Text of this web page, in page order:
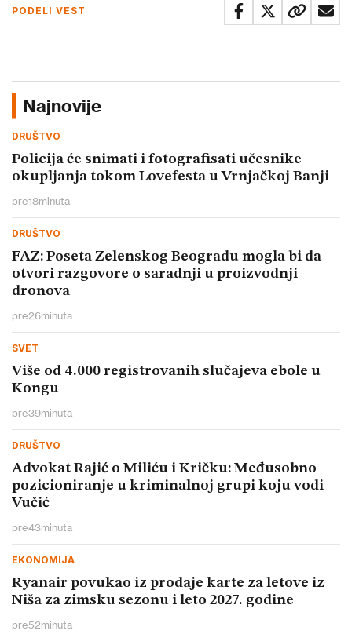
PODELI VEST
Najnovije
DRUŠTVO
Policija će snimati i fotografisati učesnike
okupljanja tokom Lovefesta u Vrnjačkoj Banji
pre18minuta
DRUŠTVO
FAZ: Poseta Zelenskog Beogradu mogla bi da
otvori razgovore o saradnji u proizvodnji
dronova
pre26minuta
SVET
Više od 4.000 registrovanih slučajeva ebole u
Kongu
pre39minuta
DRUŠTVO
Advokat Rajić o Miliću i Kričku: Međusobno
pozicioniranje u kriminalnoj grupi koju vodi
Vučić
pre43minuta
EKONOMIJA
Ryanair povukao iz prodaje karte za letove iz
Niša za zimsku sezonu i leto 2027. godine
pre52minuta